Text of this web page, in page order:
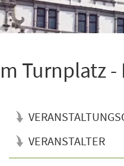
Turnplatz
VERANSTALTER